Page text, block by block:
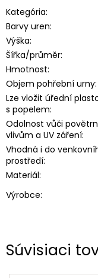
Súvisiaci
Kategória:
Barvy uren:
Výška:
Šířka/průměr:
Hmotnost:
Objem pohřební urny:
Lze vložit úřední
s popelem:
Odolnost vůči
vlivům a UV záření:
Vhodná i do
prostředí:
Materiál:
Výrobce: